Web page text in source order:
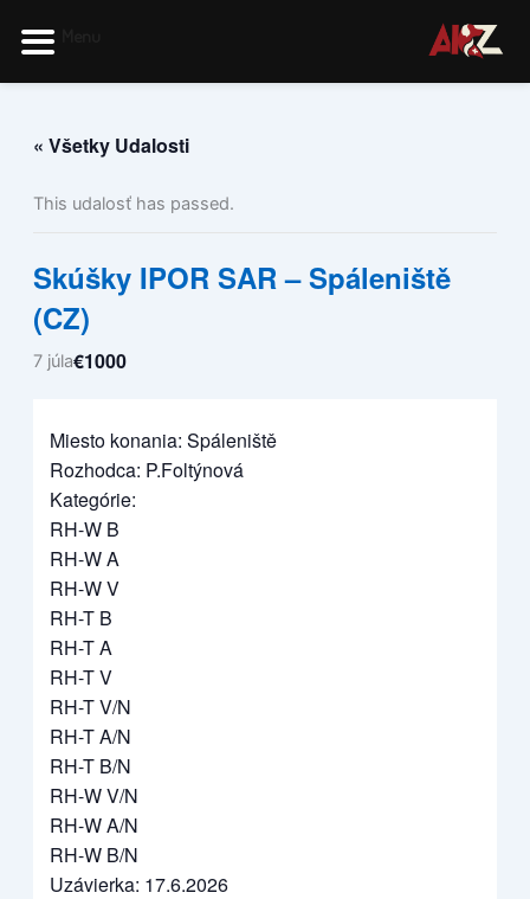
« Všetky Udalosti
This udalosť has passed.
Skúšky IPOR SAR – Spáleniště
(CZ)
7 júla€1000
Miesto konania: Spáleniště
Rozhodca: P.Foltýnová
Kategórie:
RH-W B
RH-W A
RH-W V
RH-T B
RH-T A
RH-T V
RH-T V/N
RH-T A/N
RH-T B/N
RH-W V/N
RH-W A/N
RH-W B/N
Uzávierka: 17.6.2026